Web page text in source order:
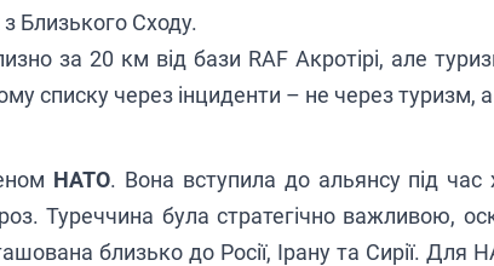
з Близького Сходу.
за 20 км від бази RAF Акротірі, але
списку через інциденти – не через туризм, а
НАТО. Вона вступила до альянсу під час
Туреччина була стратегічно важливою,
близько до Росії, Ірану та Сирії.